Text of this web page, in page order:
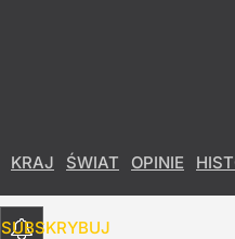
KRAJ ŚWIAT OPINIE
SUBSKRYBUJ